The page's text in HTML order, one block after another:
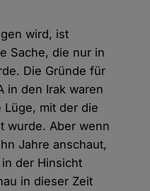
wird, ist
Sache, die nur in
Die Gründe für
in den Irak waren
Lüge, mit der die
wurde. Aber wenn
Jahre anschaut,
der Hinsicht
in dieser Zeit